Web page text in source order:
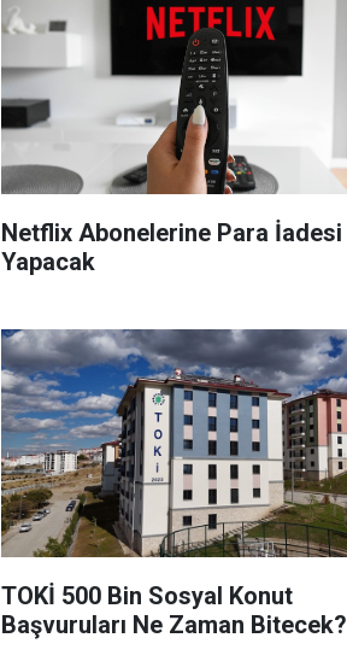
Netflix Abonelerine Para İadesi
Yapacak
TOKİ 500 Bin Sosyal Konut
Başvuruları Ne Zaman Bitecek?